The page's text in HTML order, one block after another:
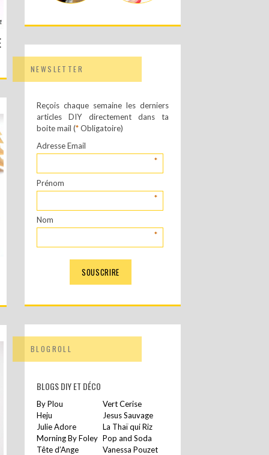
NEWSLETTER
Reçois chaque semaine les derniers
articles DIY directement dans ta
boite mail (*Obligatoire)
Adresse Email
*
Prénom
*
Nom
*
BLOGROLL
BLOGS DIY ET DÉCO
By Plou
Vert Cerise
Heju
Jesus Sauvage
Julie Adore
La Thaï qui Riz
Morning By Foley Pop and Soda
Tête d’Ange
Vanessa Pouzet